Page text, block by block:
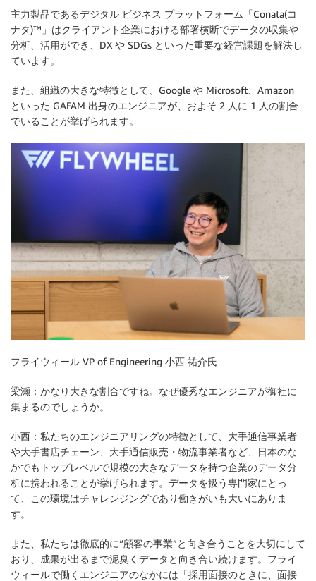
主力製品であるデジタル ビジネス プラットフォーム「Conata(コ
ナタ)™」はクライアント企業における部署横断でデータの収集や
分析、活用ができ、DX や SDGs といった重要な経営課題を解決し
ています。
また、組織の大きな特徴として、Google や Microsoft、Amazon
といった GAFAM 出身のエンジニアが、およそ 2 人に 1 人の割合
でいることが挙げられます。
フライウィール VP of Engineering 小西 祐介氏
梁瀬：かなり大きな割合ですね。なぜ優秀なエンジニアが御社に
集まるのでしょうか。
小西：私たちのエンジニアリングの特徴として、大手通信事業者
や大手書店チェーン、大手通信販売・物流事業者など、日本のな
かでもトップレベルで規模の大きなデータを持つ企業のデータ分
析に携われることが挙げられます。データを扱う専門家にとっ
て、この環境はチャレンジングであり働きがいも大いにありま
す。
また、私たちは徹底的に“顧客の事業”と向き合うことを大切にして
おり、成果が出るまで泥臭くデータと向き合い続けます。フライ
ウィールで働くエンジニアのなかには「採用面接のときに、面接